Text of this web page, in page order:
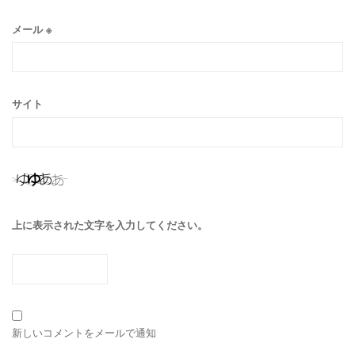
メール※
サイト
上に表示された文字を入力してください。
新しいコメントをメールで通知